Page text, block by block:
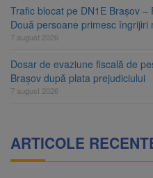
Trafic blocat pe DN1E Brașov
Două persoane primesc îngrijiri
7 august 2026
Dosar de evaziune fiscală de
Brașov după plata prejudiciului
7 august 2026
ARTICOLE